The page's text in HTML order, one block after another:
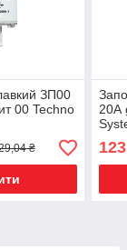
ЗП00
00 Techno
₴
20А